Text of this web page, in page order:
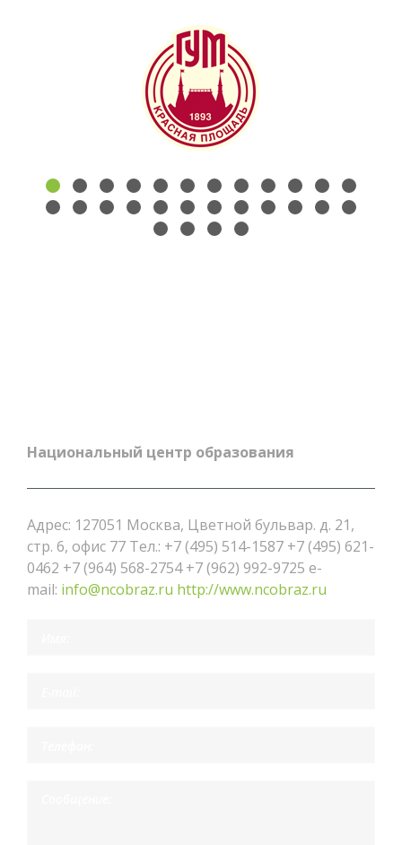
Национальный центр образования
Адрес: 127051 Москва, Цветной бульвар. д. 21,
стр. 6, офис 77 Тел.: +7 (495) 514-1587 +7 (495) 621-
0462 +7 (964) 568-2754 +7 (962) 992-9725 e-
mail: info@ncobraz.ru http://www.ncobraz.ru